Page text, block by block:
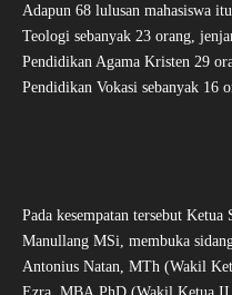
Adapun 68 lulusan mahasiswa
Teologi sebanyak 23 orang,
Pendidikan Agama Kristen 29
Pendidikan Vokasi sebanyak 16
Pada kesempatan tersebut
Manullang MSi, membuka
Antonius Natan, MTh (Wakil